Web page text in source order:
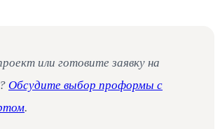
или готовите заявку на
Обсудите выбор проформы с
.